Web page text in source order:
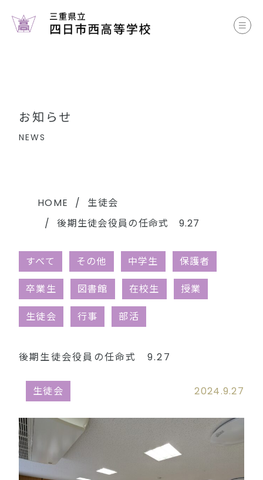
お知らせ
学校生活
中学生のみなさまへ
同窓会（外部リンク）
お知らせ
NEWS
HOME
生徒会
後期生徒会役員の任命式 9.27
すべて その他 中学生 保護者
卒業生 図書館 在校生 授業
生徒会 行事 部活
後期生徒会役員の任命式 9.27
2024.9.27
生徒会